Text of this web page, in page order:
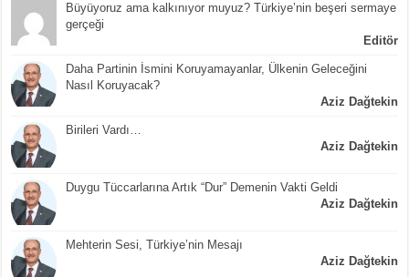
Büyüyoruz ama kalkınıyor muyuz? Türkiye’nin beşeri sermaye
gerçeği
Editör
Daha Partinin İsmini Koruyamayanlar, Ülkenin Geleceğini
Nasıl Koruyacak?
Aziz Dağtekin
Birileri Vardı…
Aziz Dağtekin
Duygu Tüccarlarına Artık “Dur” Demenin Vakti Geldi
Aziz Dağtekin
Mehterin Sesi, Türkiye’nin Mesajı
Aziz Dağtekin